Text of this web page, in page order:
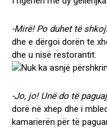
-Mirë! Po duhet të
dhe e dërgoi dorën te
dhe u nisë restorantit.
-Jo, jo! Unë do të
dorë në xhep dhe i
kamarierën për të